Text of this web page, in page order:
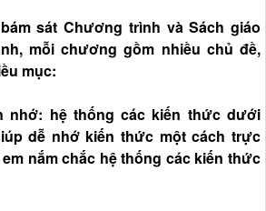
sát Chương trình và Sách giáo
mỗi chương gồm nhiều chủ đề,
mục:
nhớ: hệ thống các kiến thức dưới
dễ nhớ kiến thức một cách trực
nắm chắc hệ thống các kiến thức